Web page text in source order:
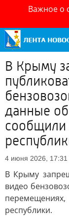
Важное о
В Крыму
данные
сообщили
4 июня 2026, 17:31
В Крыму
видео
республики.